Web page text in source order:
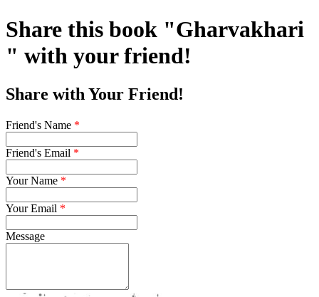
Share this book "Gharvakhari
" with your friend!
Share with Your Friend!
Friend's Name *
Friend's Email *
Your Name *
Your Email *
Message